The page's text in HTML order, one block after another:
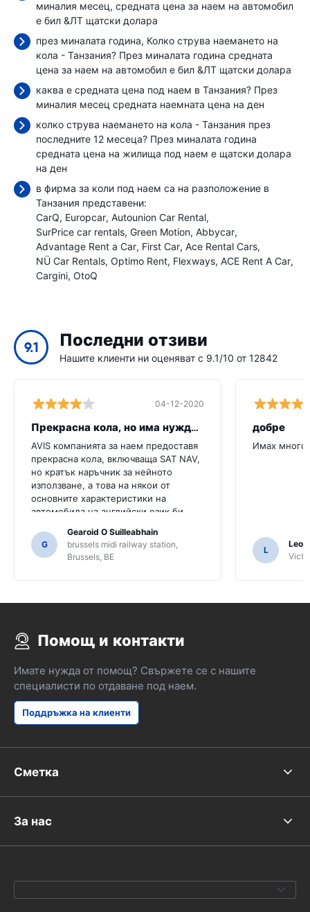
миналия месец, средната цена за наем на автомобил
е бил &ЛТ щатски долара
през миналата година, Колко струва наемането на
кола - Танзания? През миналата година средната
цена за наем на автомобил е бил &ЛТ щатски долара
каква е средната цена под наем в Танзания? През
миналия месец средната наемната цена на ден
колко струва наемането на кола - Танзания през
последните 12 месеца? През миналата година
средната цена на жилища под наем е щатски долара
на ден
в фирма за коли под наем са на разположение в
Танзания представени:
CarQ Europcar Autounion Car Rental
SurPrice car rentals Green Motion Abbycar
Advantage Rent a Car First Car Ace Rental Cars
NÜ Car Rentals Optimo Rent Flexways ACE Rent A Car
Cargini OtoQ
9.1 Последни отзиви
Нашите клиенти ни оценяват с 9.1/10 от 12842
04-12-2020
Прекрасна кола, но има нужда от повече
AVIS компанията за наем предоставя
прекрасна кола, включваща SAT NAV,
но кратък наръчник за нейното
използване, а това на някои от
основните характеристики на
автомобила на английски език би
Трябваше да попитаме няколко
местни жители за ориентиране и
само за това, че може би не сме
G
Gearoid O Suilleabhain
brussels midi railway station,
Brussels, BE
добре
Имах много
L
Помощ и контакти
Имате нужда от помощ? Свържете се с нашите
специалисти по отдаване под наем.
Поддръжка на клиенти
Сметка
За нас